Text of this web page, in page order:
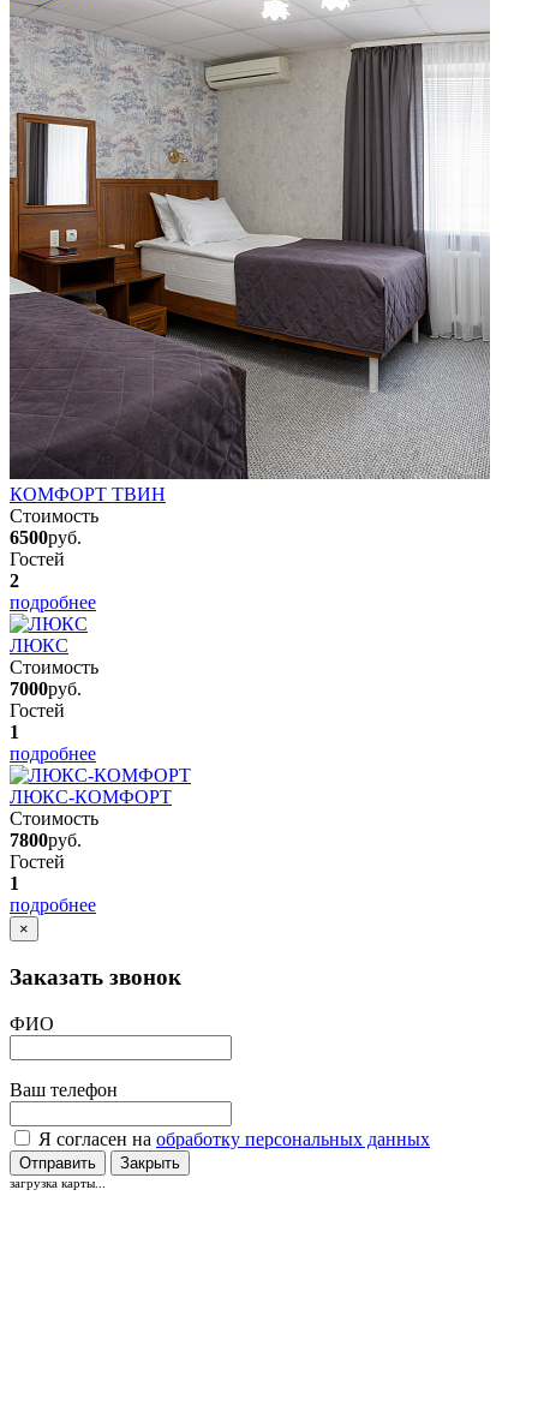
КОМФОРТ ТВИН
Стоимость
6500руб.
Гостей
2
подробнее
ЛЮКС
Стоимость
7000руб.
Гостей
1
подробнее
ЛЮКС-КОМФОРТ
Стоимость
7800руб.
Гостей
1
подробнее
×
Заказать звонок
ФИО
Ваш телефон
Я согласен на обработку персональных данных
Отправить Закрыть
загрузка карты...